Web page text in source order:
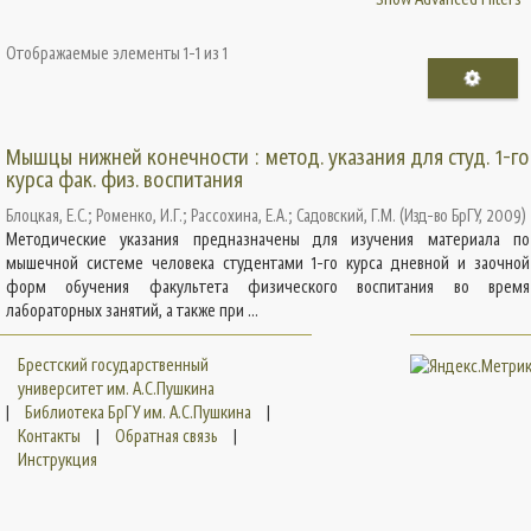
Отображаемые элементы 1-1 из 1
Мышцы нижней конечности : метод. указания для студ. 1-го
курса фак. физ. воспитания
Блоцкая, Е.С.; Роменко, И.Г.; Рассохина, Е.А.; Садовский, Г.М. (Изд-во БрГУ, 2009)
Методические указания предназначены для изучения материала по
мышечной системе человека студентами 1-го курса дневной и заочной
форм обучения факультета физического воспитания во время
лабораторных занятий, а также при ...
Брестский государственный
университет им. А.С.Пушкина
|
Библиотека БрГУ им. А.С.Пушкина
|
Контакты
| Обратная связь
|
Инструкция